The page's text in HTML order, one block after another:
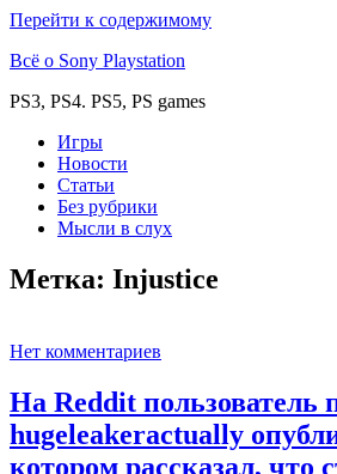
Перейти к содержимому
Всё о Sony Playstation
PS3, PS4. PS5, PS games
Игры
Новости
Статьи
Без рубрики
Мысли в слух
Метка: Injustice
Нет комментариев
На Reddit пользователь
hugeleakeractually
котором рассказал, что